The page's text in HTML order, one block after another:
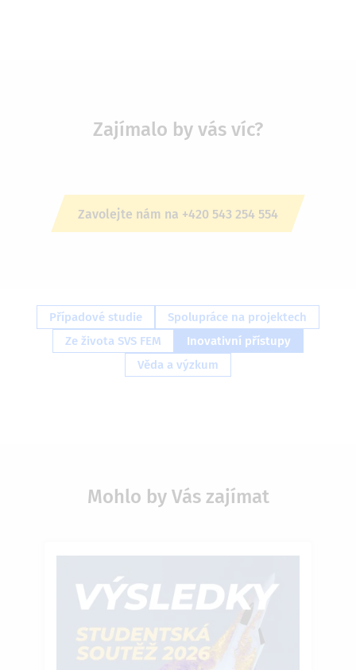
Zajímalo by vás víc?
Zavolejte nám na +420 543 254 554
Případové studie
Spolupráce na projektech
Ze života SVS FEM
Inovativní přístupy
Věda a výzkum
Mohlo by Vás zajímat